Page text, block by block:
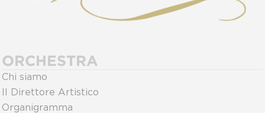
ORCHESTRA
Chi siamo
Il Direttore Artistico
Organigramma